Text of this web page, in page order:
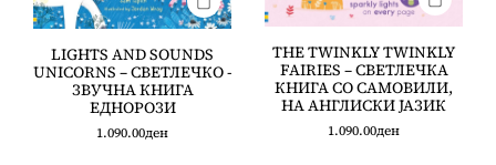
LIGHTS AND SOUNDS
UNICORNS – СВЕТЛЕЧКО -
ЗВУЧНА КНИГА
ЕДНОРОЗИ
1.090.00ден
THE TWINKLY TWINKLY
FAIRIES – СВЕТЛЕЧКА
КНИГА СО САМОВИЛИ,
НА АНГЛИСКИ ЈАЗИК
1.090.00ден